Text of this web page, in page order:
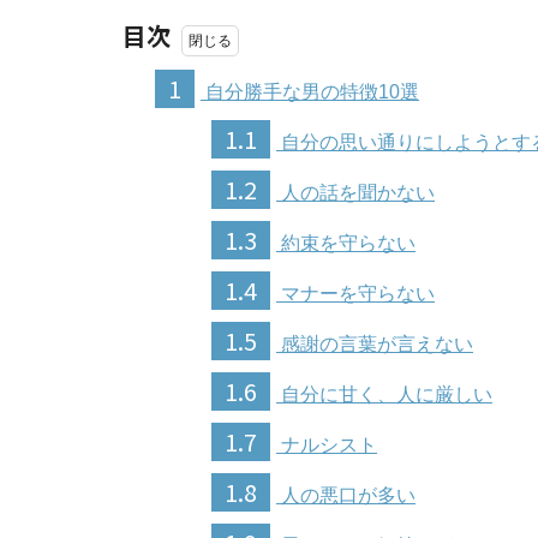
目次
1
自分勝手な男の特徴10選
1.1 自分の思い通りにしようとす
1.2 人の話を聞かない
1.3 約束を守らない
1.4 マナーを守らない
1.5 感謝の言葉が言えない
1.6 自分に甘く、人に厳しい
1.7 ナルシスト
1.8 人の悪口が多い